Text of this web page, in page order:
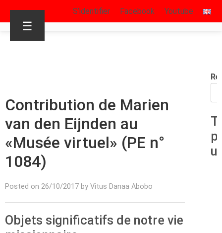
S’identifier Facebook Youtube
☰
Contribution de Marien
van den Eijnden au
«Musée virtuel» (PE n°
1084)
Posted on 26/10/2017 by Vitus Danaa Abobo
Objets significatifs de notre vie